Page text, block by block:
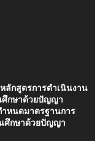
ลักสูตรการดำเนินงาน
กษาด้วยปัญญา
ำหนดมาตรฐานการ
ศึกษาด้วยปัญญา